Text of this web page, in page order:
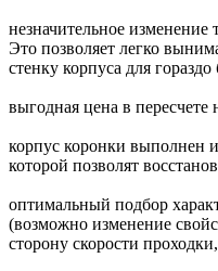
незначительное
Это позволяет легко
стенку корпуса для
выгодная цена в
корпус коронки выполнен
которой позволят
оптимальный подбор
(возможно изменение
сторону скорости